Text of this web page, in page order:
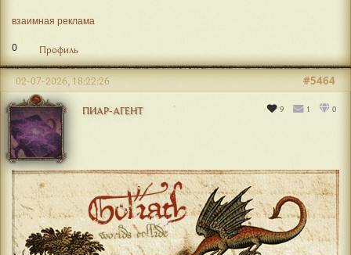
взаимная реклама
0 Профиль
ПИАР-АГЕНТ 9 1 0
#5464
02-07-2026, 18:22:26